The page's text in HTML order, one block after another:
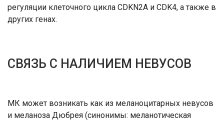
регуляции клеточного цикла CDKN2A и CDK4, а также в
других генах.
СВЯЗЬ С НАЛИЧИЕМ НЕВУСОВ
МК может возникать как из меланоцитарных невусов
и меланоза Дюбрея (синонимы: меланотическая